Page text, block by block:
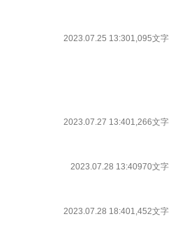
2023.07.25 13:301,095文字
2023.07.27 13:401,266文字
2023.07.28 13:40970文字
2023.07.28 18:401,452文字